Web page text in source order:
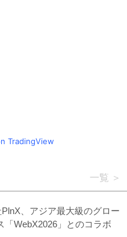
TradingView
一覧
、アジア最大級のグロー
「WebX2026」とのコラボ